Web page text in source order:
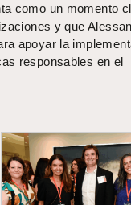
como un momento
y que
apoyar la
responsables en el